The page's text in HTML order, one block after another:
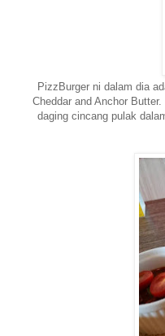
PizzBurger ni dalam dia
Cheddar and Anchor
daging cincang pulak